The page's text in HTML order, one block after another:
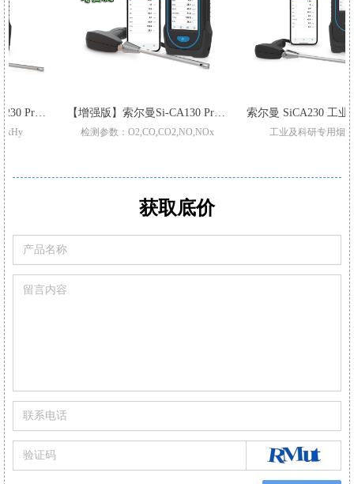
【增强版】索尔曼Si-CA130 Pro 烟气分析仪
检测参数：O2,CO,CO2,NO,NOx
标配2或3组气体传感器O2,CO,和Low NO/Low NOx
可现场更换的预校准智能型传感器
可设置停止气泵，保护CO传感器中毒
索尔曼 SiCA230 工业级烟气分析仪
工业及科研专用烟气分析仪
CO自动稀释和保护量程:50000ppm
满足高精度氮氧化物/二氧化硫测量
获取底价